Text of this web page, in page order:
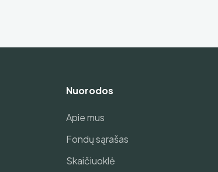
Nuorodos
Apie mus
Fondų sąrašas
Skaičiuoklė